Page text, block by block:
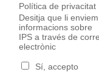
Política de privacitat
Desitja que li enviem
informacions sobre
IPS a través de
electrònic
Sí, accepto